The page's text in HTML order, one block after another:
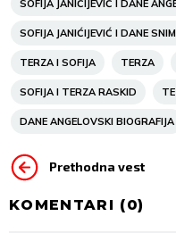
SOFIJA JANIĆIJEVIĆ I DANE
SOFIJA JANIĆIJEVIĆ I DANE
TERZA I SOFIJA TERZA
SOFIJA I TERZA RASKID
DANE ANGELOVSKI BIOGRAFIJA
Prethodna vest
KOMENTARI (0)